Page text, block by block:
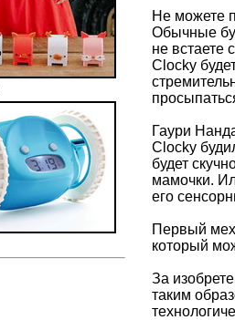
Не можете
Обычные
не встаете
Clocky
Гаури
Clocky
будет
мамочки.
его
Первый
который
За
таким